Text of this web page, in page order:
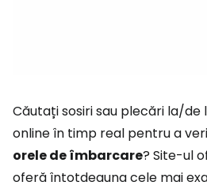
Căutați sosiri sau plecări la/
online în timp real pentru a
orele de îmbarcare? Site-ul
oferă întotdeauna cele mai